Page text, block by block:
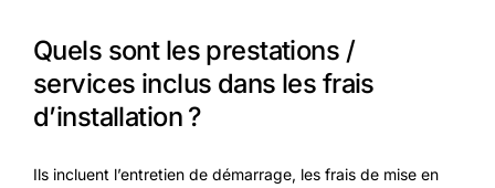
Quels sont les prestations /
services inclus dans les frais
d’installation ?
Ils incluent l’entretien de démarrage, les frais de mise en